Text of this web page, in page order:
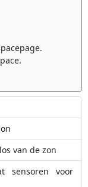
van de zon
sensoren voor